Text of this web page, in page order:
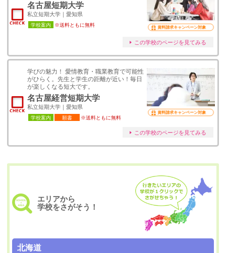
名古屋短期大学
私立短期大学｜愛知県
学校案内 ※送料ともに無料 資料請求キャンペーン対象
この学校のページを見てみる
学びの魅力！ 愛情教育・職業教育で可能性
がひらく。先生と学生の距離が近い！毎日
が楽しくなる短大です。
名古屋経営短期大学
私立短期大学｜愛知県
学校案内 願書 ※送料ともに無料
資料請求キャンペーン対象
この学校のページを見てみる
エリアから
学校をさがそう！
北海道